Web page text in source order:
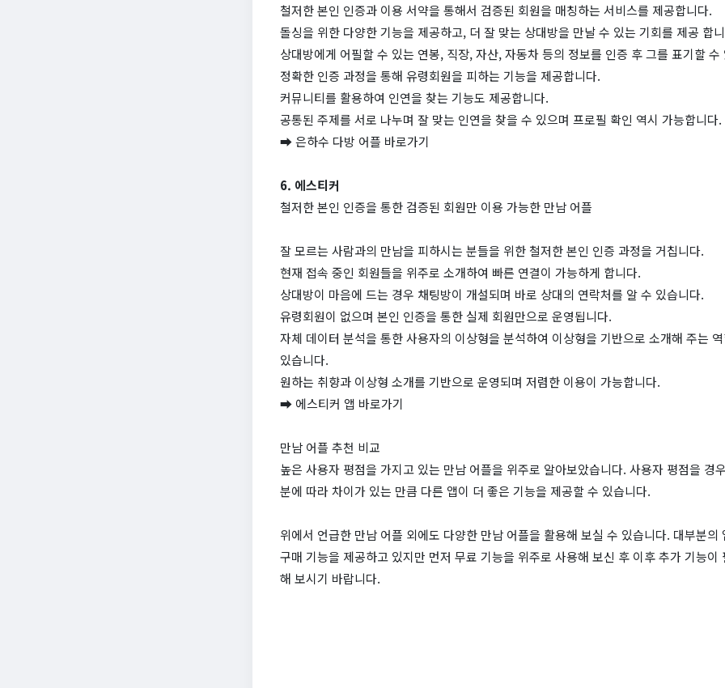
철저한 본인 인증과 이용 서약을 통해서 검증된 회원을 매칭하는 서비스를 제공합니다.
돌싱을 위한 다양한 기능을 제공하고, 더 잘 맞는 상대방을 만날 수 있는 기회를 제공 합
상대방에게 어필할 수 있는 연봉, 직장, 자산, 자동차 등의 정보를 인증 후 그를 표기할 수
정확한 인증 과정을 통해 유령회원을 피하는 기능을 제공합니다.
커뮤니티를 활용하여 인연을 찾는 기능도 제공합니다.
공통된 주제를 서로 나누며 잘 맞는 인연을 찾을 수 있으며 프로필 확인 역시 가능합니다.
➡ 은하수 다방 어플 바로가기
6. 에스티커
철저한 본인 인증을 통한 검증된 회원만 이용 가능한 만남 어플
잘 모르는 사람과의 만남을 피하시는 분들을 위한 철저한 본인 인증 과정을 거칩니다.
현재 접속 중인 회원들을 위주로 소개하여 빠른 연결이 가능하게 합니다.
상대방이 마음에 드는 경우 채팅방이 개설되며 바로 상대의 연락처를 알 수 있습니다.
유령회원이 없으며 본인 인증을 통한 실제 회원만으로 운영됩니다.
자체 데이터 분석을 통한 사용자의 이상형을 분석하여 이상형을 기반으로 소개해 주는
있습니다.
원하는 취향과 이상형 소개를 기반으로 운영되며 저렴한 이용이 가능합니다.
➡ 에스티커 앱 바로가기
만남 어플 추천 비교
높은 사용자 평점을 가지고 있는 만남 어플을 위주로 알아보았습니다. 사용자 평점을 경
분에 따라 차이가 있는 만큼 다른 앱이 더 좋은 기능을 제공할 수 있습니다.
위에서 언급한 만남 어플 외에도 다양한 만남 어플을 활용해 보실 수 있습니다. 대부분의
구매 기능을 제공하고 있지만 먼저 무료 기능을 위주로 사용해 보신 후 이후 추가 기능이
해 보시기 바랍니다.